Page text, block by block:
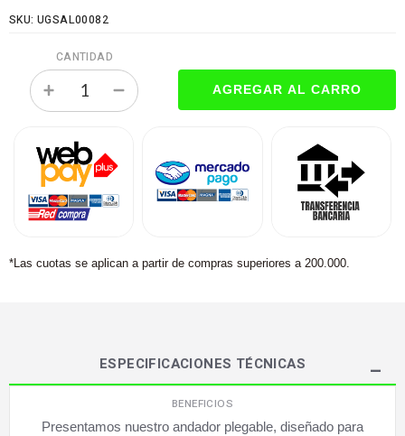
SKU: UGSAL00082
CANTIDAD
*Las cuotas se aplican a partir de compras superiores a 200.000.
ESPECIFICACIONES TÉCNICAS
BENEFICIOS
Presentamos nuestro andador plegable, diseñado para